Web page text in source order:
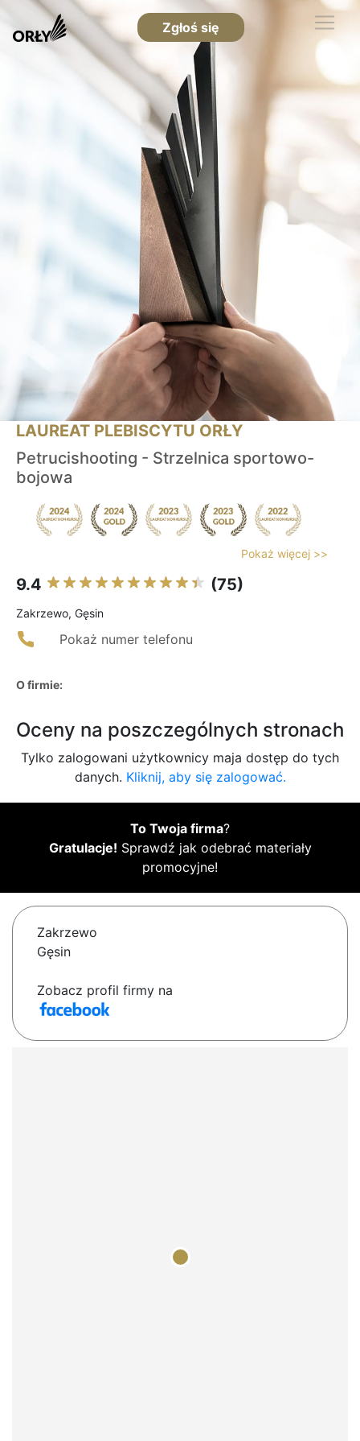
Zgłoś się
LAUREAT PLEBISCYTU ORŁY
Petrucishooting - Strzelnica sportowo-
bojowa
Pokaż więcej >>
9.4 (75)
Zakrzewo, Gęsin
Pokaż numer telefonu
O firmie:
Oceny na poszczególnych stronach
Tylko zalogowani użytkownicy maja dostęp do tych
danych. Kliknij, aby się zalogować.
To Twoja firma?
Gratulacje! Sprawdź jak odebrać materiały
promocyjne!
Zakrzewo
Gęsin
Zobacz profil firmy na